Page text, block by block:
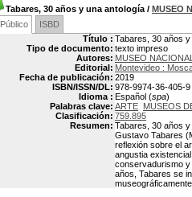
Tabares, 30 años y una antología / MUSEO
Público
ISBD
Título : Tabares, 30 años
Tipo de documento: texto impreso
Autores: MUSEO
Editorial: Montevideo :
Fecha de publicación: 2019
ISBN/ISSN/DL: 978-9974-36-405-9
Idioma : Español (spa)
Palabras clave: ARTE MUSEOS
Clasificación: 759.895
Resumen: Tabares, 30 años
Gustavo Tabares
reflexión sobre el
angustia
conservadurismo y
años, Tabares se